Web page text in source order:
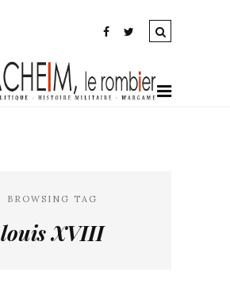
BROWSING TAG
louis XVIII